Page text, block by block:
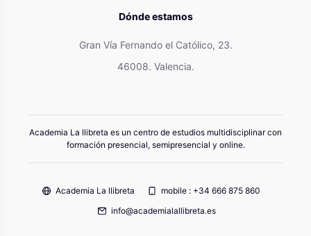
Dónde estamos
Gran Vía Fernando el Católico, 23.
46008. Valencia.
Academia La llibreta es un centro de estudios multidisciplinar con
formación presencial, semipresencial y online.
Academia La llibreta
mobile : +34 666 875 860
info@academialallibreta.es